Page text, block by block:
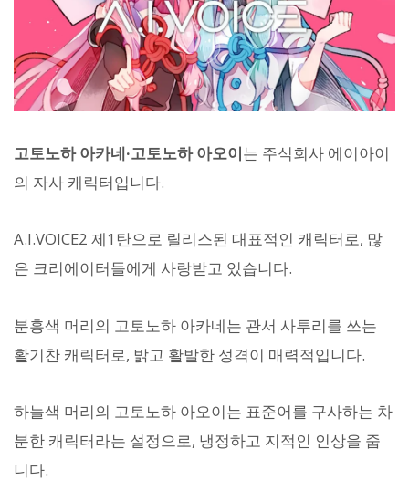
고토노하 아카네·고토노하 아오이는 주식회사 에이아이
의 자사 캐릭터입니다.
A.I.VOICE2 제1탄으로 릴리스된 대표적인 캐릭터로, 많
은 크리에이터들에게 사랑받고 있습니다.
분홍색 머리의 고토노하 아카네는 관서 사투리를 쓰는
활기찬 캐릭터로, 밝고 활발한 성격이 매력적입니다.
하늘색 머리의 고토노하 아오이는 표준어를 구사하는 차
분한 캐릭터라는 설정으로, 냉정하고 지적인 인상을 줍
니다.